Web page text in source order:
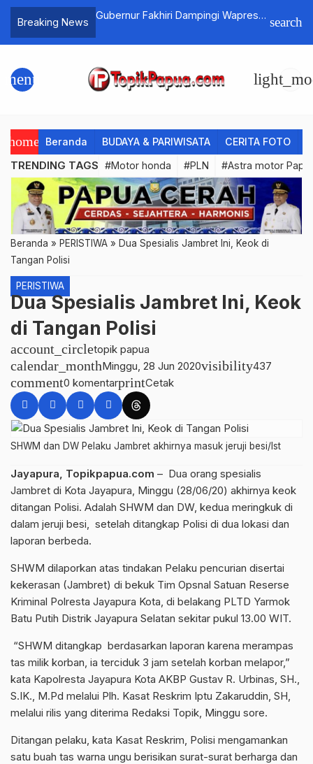
Breaking News
Gubernur Fakhiri Dampingi Wapres
Pasar Ikan di Biak Numfor
Fairspin
search
menu
home Beranda BUDAYA & PARIWISATA CERITA FOTO
TRENDING TAGS #Motor honda #PLN #Astra motor
Beranda » PERISTIWA » Dua Spesialis Jambret Ini, Keok di
Tangan Polisi
PERISTIWA
Dua Spesialis Jambret Ini, Keok
di Tangan Polisi
account_circletopik papua
calendar_monthMinggu, 28 Jun 2020visibility437
comment0 komentarprintCetak
SHWM dan DW Pelaku Jambret akhirnya masuk jeruji besi/Ist
Jayapura, Topikpapua.com – Dua orang spesialis
Jambret di Kota Jayapura, Minggu (28/06/20) akhirnya keok
ditangan Polisi. Adalah SHWM dan DW, kedua meringkuk di
dalam jeruji besi, setelah ditangkap Polisi di dua lokasi dan
laporan berbeda.
SHWM dilaporkan atas tindakan Pelaku pencurian disertai
kekerasan (Jambret) di bekuk Tim Opsnal Satuan Reserse
Kriminal Polresta Jayapura Kota, di belakang PLTD Yarmok
Batu Putih Distrik Jayapura Selatan sekitar pukul 13.00 WIT.
“SHWM ditangkap berdasarkan laporan karena merampas
tas milik korban, ia terciduk 3 jam setelah korban melapor,”
kata Kapolresta Jayapura Kota AKBP Gustav R. Urbinas, SH.,
S.IK., M.Pd melalui Plh. Kasat Reskrim Iptu Zakaruddin, SH,
melalui rilis yang diterima Redaksi Topik, Minggu sore.
Ditangan pelaku, kata Kasat Reskrim, Polisi mengamankan
satu buah tas warna ungu berisikan surat-surat berharga dan